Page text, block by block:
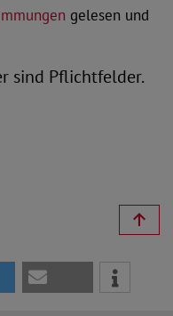
gelesen und
sind Pflichtfelder.